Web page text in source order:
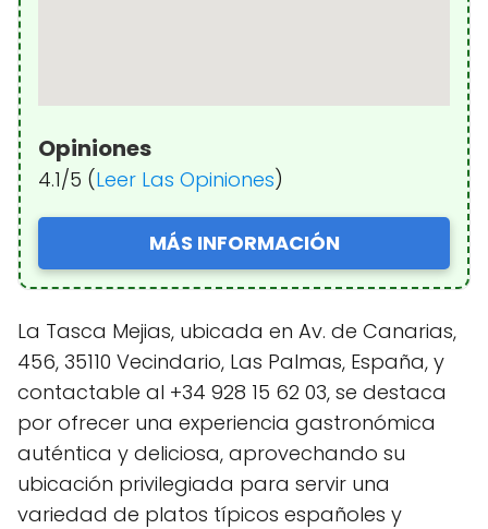
Opiniones
4.1/5 (Leer Las Opiniones)
MÁS INFORMACIÓN
La Tasca Mejias, ubicada en Av. de Canarias,
456, 35110 Vecindario, Las Palmas, España, y
contactable al +34 928 15 62 03, se destaca
por ofrecer una experiencia gastronómica
auténtica y deliciosa, aprovechando su
ubicación privilegiada para servir una
variedad de platos típicos españoles y